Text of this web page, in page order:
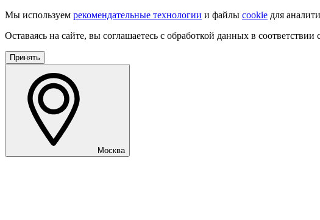
Мы используем рекомендательные технологии и файлы cookie для
Оставаясь на сайте, вы соглашаетесь с обработкой данных в соответствии
Принять
Москва